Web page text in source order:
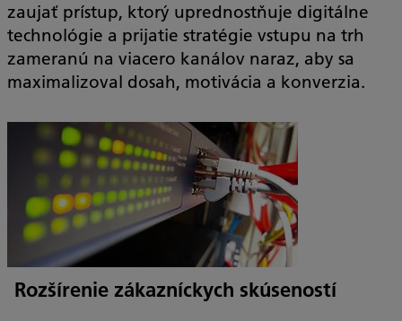
zaujať prístup, ktorý uprednostňuje digitálne
technológie a prijatie stratégie vstupu na trh
zameranú na viacero kanálov naraz, aby sa
maximalizoval dosah, motivácia a konverzia.
Rozšírenie zákazníckych skúseností